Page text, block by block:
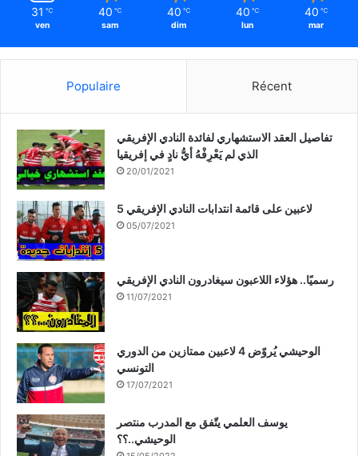
31 ℃
ven
40 ℃
sam
40 ℃
dim
40 ℃
lun
40 ℃
mar
Populaire Récent
تفاصيل العقد الاستشهاري لفائدة النادي الإفريقي
الذي لم يَعْرِفْهُ أيُّ نادٍ في إفريقيا
20/01/2021
5 لاعبين على قائمة انتدابات النادي الإفريقي
05/07/2021
رسميًا.. هؤلاء اللاعبون سيغادرون النادي الإفريقي
11/07/2021
الوحيشي يُروّض 4 لاعبين ممتازين من الدوري
التونسي
17/07/2021
يوسف العلمي يتّفق مع المدرب منتصر
الوحيشي..؟؟